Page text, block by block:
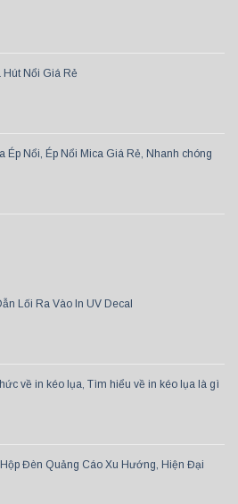
Nổi Giá Rẻ
Ép Nổi, Ép Nổi Mica Giá Rẻ, Nhanh chóng
Lối Ra Vào In UV Decal
về in kéo lụa, Tìm hiểu về in kéo lụa là gì
Đèn Quảng Cáo Xu Hướng, Hiện Đại